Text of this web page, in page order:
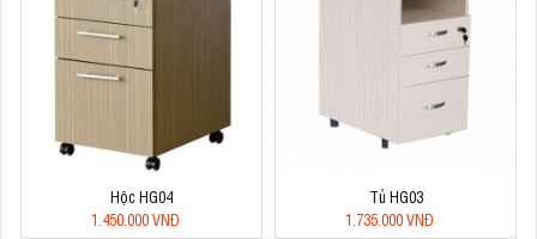
Hộc HG04
1.450.000 VNĐ
Tủ HG03
1.735.000 VNĐ